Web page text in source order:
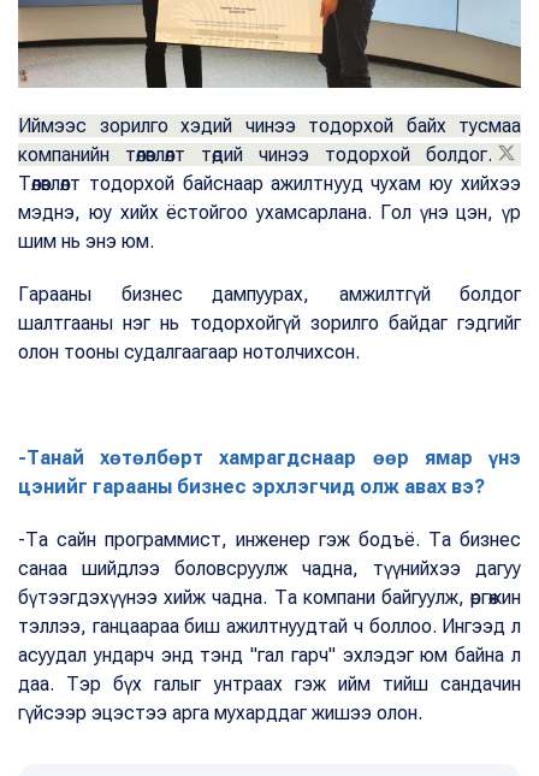
Иймээс зорилго хэдий чинээ тодорхой байх тусмаа
компанийн төлөвлөлт төдий чинээ тодорхой болдог.
Төлөвлөлт тодорхой байснаар ажилтнууд чухам юу хийхээ
мэднэ, юу хийх ёстойгоо ухамсарлана. Гол үнэ цэн, үр
шим нь энэ юм.
Гарааны бизнес дампуурах, амжилтгүй болдог
шалтгааны нэг нь тодорхойгүй зорилго байдаг гэдгийг
олон тооны судалгаагаар нотолчихсон.
-Танай хөтөлбөрт хамрагдснаар өөр ямар үнэ
цэнийг гарааны бизнес эрхлэгчид олж авах вэ?
-Та сайн программист, инженер гэж бодъё. Та бизнес
санаа шийдлээ боловсруулж чадна, түүнийхээ дагуу
бүтээгдэхүүнээ хийж чадна. Та компани байгуулж, өргөжин
тэллээ, ганцаараа биш ажилтнуудтай ч боллоо. Ингээд л
асуудал ундарч энд тэнд "гал гарч" эхлэдэг юм байна л
даа. Тэр бүх галыг унтраах гэж ийм тийш сандачин
гүйсээр эцэстээ арга мухарддаг жишээ олон.